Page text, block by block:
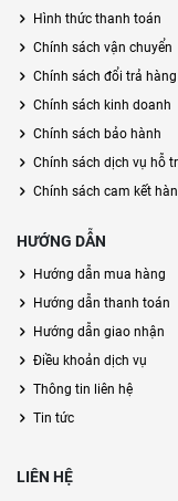
Hình thức thanh toán
Chính sách vận chuyển
Chính sách đổi trả hàng
Chính sách kinh doanh
Chính sách bảo hành
Chính sách dịch vụ hỗ
Chính sách cam kết
HƯỚNG DẪN
Hướng dẫn mua hàng
Hướng dẫn thanh toán
Hướng dẫn giao nhận
Điều khoản dịch vụ
Thông tin liên hệ
Tin tức
LIÊN HỆ